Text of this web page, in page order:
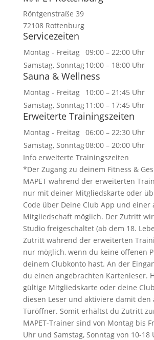
Röntgenstraße 39
72108 Rottenburg
Servicezeiten
Montag - Freitag 09:00 – 22:00 Uhr
Samstag, Sonntag10:00 – 18:00 Uhr
Sauna & Wellness
Montag - Freitag
10:00 – 21:45 Uhr
Samstag, Sonntag11:00 – 17:45 Uhr
Erweiterte Trainingszeiten
Montag - Freitag 06:00 – 22:30 Uhr
Samstag, Sonntag08:00 – 20:00 Uhr
Info erweiterte Trainingszeiten
*Der Zugang zu deinem Fitness &
MAPET während der erweiterten
nur mit deiner Mitgliedskarte oder
Code über Deine Club App und einer
Mitgliedschaft möglich. Der Zutritt
Studio freigeschaltet (ab dem 18.
Zutritt während der erweiterten
nur möglich, wenn du keine offenen
deinem Clubkonto hast. An der
du einen angebrachten Kartenleser.
gültige Mitgliedskarte oder deine
diesen Leser und aktiviere damit den
Türöffner. Somit erhältst du Zutritt
MAPET-Trainer sind von Montag bis
Uhr und Samstag, Sonntag von 10-